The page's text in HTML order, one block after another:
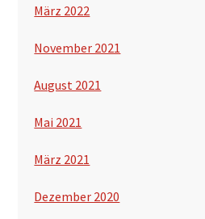
März 2022
November 2021
August 2021
Mai 2021
März 2021
Dezember 2020